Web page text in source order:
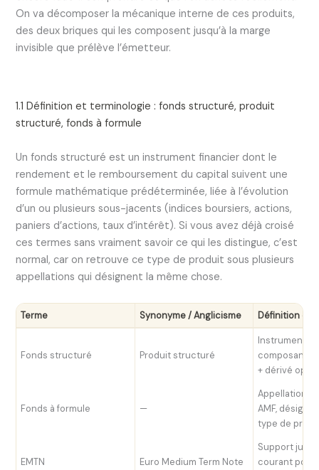
On va décomposer la mécanique interne de ces produits,
des deux briques qui les composent jusqu’à la marge
invisible que prélève l’émetteur.
1.1 Définition et terminologie : fonds structuré, produit
structuré, fonds à formule
Un fonds structuré est un instrument financier dont le
rendement et le remboursement du capital suivent une
formule mathématique prédéterminée, liée à l’évolution
d’un ou plusieurs sous-jacents (indices boursiers, actions,
paniers d’actions, taux d’intérêt). Si vous avez déjà croisé
ces termes sans vraiment savoir ce qui les distingue, c’est
normal, car on retrouve ce type de produit sous plusieurs
appellations qui désignent la même chose.
Terme Synonyme / Anglicisme Définition
Fonds structuré Produit structuré
Instrument
composante
+ dérivé
Fonds à formule —
Appellation
AMF, désigne
type de
EMTN Euro Medium Term Note
Support
courant pour